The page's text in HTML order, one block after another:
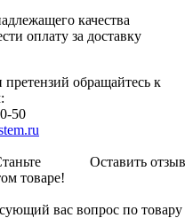
качества
оплату за доставку
обращайтесь к
50
Оставить отзыв
товаре!
вас вопрос по товару